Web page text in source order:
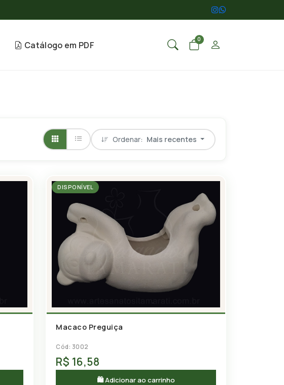
Catálogo em PDF
0
Ordenar: Mais recentes
DISPONÍVEL
Macaco Preguiça
Cód: 3002
R$ 16,58
🛍 Adicionar ao carrinho